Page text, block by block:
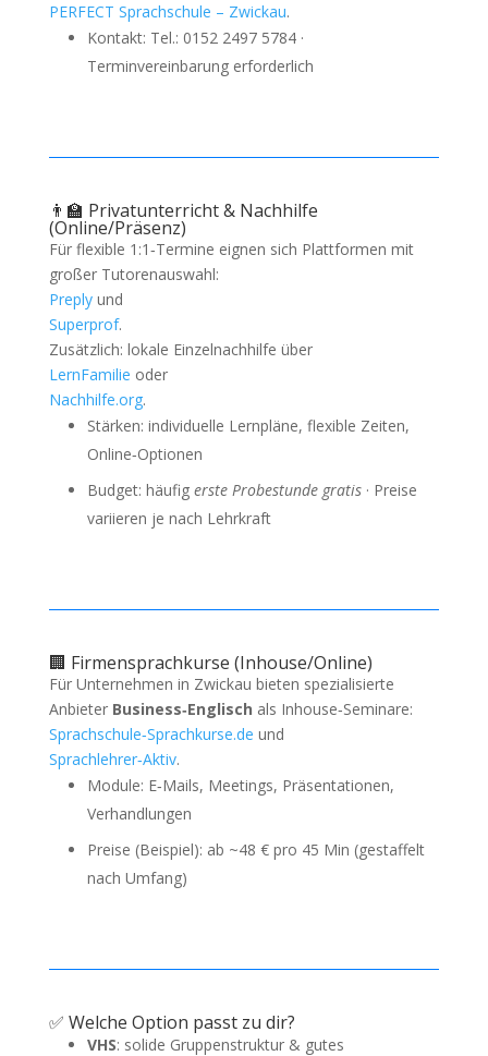
PERFECT Sprachschule – Zwickau.
Kontakt: Tel.: 0152 2497 5784 ·
Terminvereinbarung erforderlich
👨‍🏫 Privatunterricht & Nachhilfe
(Online/Präsenz)
Für flexible 1:1‑Termine eignen sich Plattformen mit
großer Tutorenauswahl:
Preplyund
Superprof.
Zusätzlich: lokale Einzelnachhilfe über
LernFamilie oder
Nachhilfe.org.
Stärken: individuelle Lernpläne, flexible Zeiten,
Online‑Optionen
Budget: häufig erste Probestunde gratis· Preise
variieren je nach Lehrkraft
🏢 Firmensprachkurse (Inhouse/Online)
Für Unternehmen in Zwickau bieten spezialisierte
Anbieter Business‑Englisch als Inhouse‑Seminare:
Sprachschule‑Sprachkurse.de und
Sprachlehrer‑Aktiv.
Module: E‑Mails, Meetings, Präsentationen,
Verhandlungen
Preise (Beispiel): ab ~48 € pro 45 Min (gestaffelt
nach Umfang)
✅ Welche Option passt zu dir?
VHS: solide Gruppenstruktur & gutes